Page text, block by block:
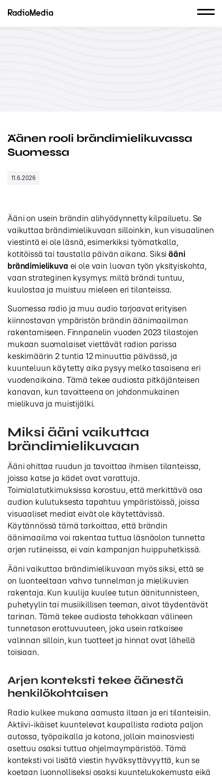
Äänen rooli brändimielikuvassa
Suomessa
11.6.2026
Ääni on usein brändin alihyödynnetty kilpailuetu. Se
vaikuttaa brändimielikuvaan silloinkin, kun visuaalinen
viestintä ei ole läsnä, esimerkiksi työmatkalla,
kotitöissä tai taustalla päivän aikana. Siksiääni
brändimielikuva ei ole vain luovan työn yksityiskohta,
vaan strateginen kysymys: miltä brändi tuntuu,
kuulostaa ja muistuu mieleen eri tilanteissa.
Suomessa radio ja muu audio tarjoavat erityisen
kiinnostavan ympäristön brändin äänimaailman
rakentamiseen. Finnpanelin vuoden 2023 tilastojen
mukaan suomalaiset viettävät radion parissa
keskimäärin 2 tuntia 12 minuuttia päivässä, ja
kuunteluun käytetty aika pysyy melko tasaisena eri
vuodenaikoina. Tämä tekee audiosta pitkäjänteisen
kanavan, kun tavoitteena on johdonmukainen
mielikuva ja muistijälki.
Miksi ääni vaikuttaa
brändimielikuvaan
Ääni ohittaa ruudun ja tavoittaa ihmisen tilanteissa,
joissa katse ja kädet ovat varattuja.
Toimialatutkimuksissa korostuu, että merkittävä osa
audion kulutuksesta tapahtuu ympäristöissä, joissa
visuaaliset mediat eivät ole käytettävissä.
Käytännössä tämä tarkoittaa, että brändin
äänimaailma voi rakentaa tuttua läsnäolon tunnetta
arjen rutiineissa, ei vain kampanjan huippuhetkissä.
Ääni vaikuttaa brändimielikuvaan myös siksi, että se
on luonteeltaan vahva tunnelman ja mielikuvien
rakentaja. Kun kuulija kuulee tutun äänitunnisteen,
puhetyylin tai musiikillisen teeman, aivot täydentävät
tarinan. Tämä tekee audiosta tehokkaan välineen
tunnetason erottuvuuteen, joka usein ratkaisee
valinnan silloin, kun tuotteet ja hinnat ovat lähellä
toisiaan.
Arjen konteksti tekee äänestä
henkilökohtaisen
Radio kulkee mukana aamusta iltaan ja eri tilanteisiin.
Aktiivi-ikäiset kuuntelevat kaupallista radiota paljon
autossa, työpaikalla ja kotona, jolloin mainosviesti
asettuu osaksi tuttua ohjelmaympäristöä. Tämä
konteksti voi lisätä viestin hyväksyttävyyttä, kun se
koetaan luonnolliseksi osaksi kuuntelukokemusta eikä